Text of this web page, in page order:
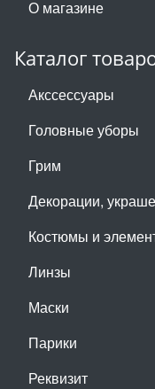
О магазине
Каталог
Акссессуары
Головные уборы
Грим
Декорации,
Костюмы и
Линзы
Маски
Парики
Реквизит